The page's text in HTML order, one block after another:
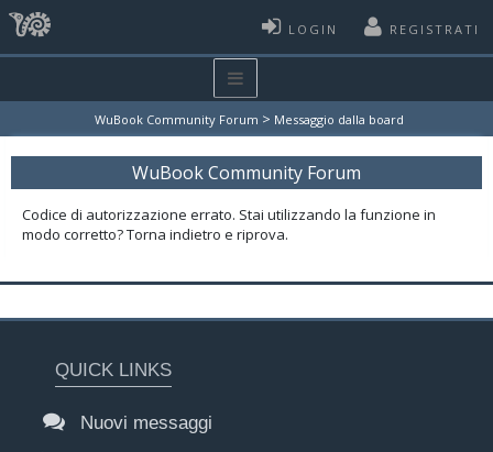
LOGIN REGISTRATI
WuBook Community Forum > Messaggio dalla board
WuBook Community Forum
Codice di autorizzazione errato. Stai utilizzando la funzione in
modo corretto? Torna indietro e riprova.
QUICK LINKS
Nuovi messaggi